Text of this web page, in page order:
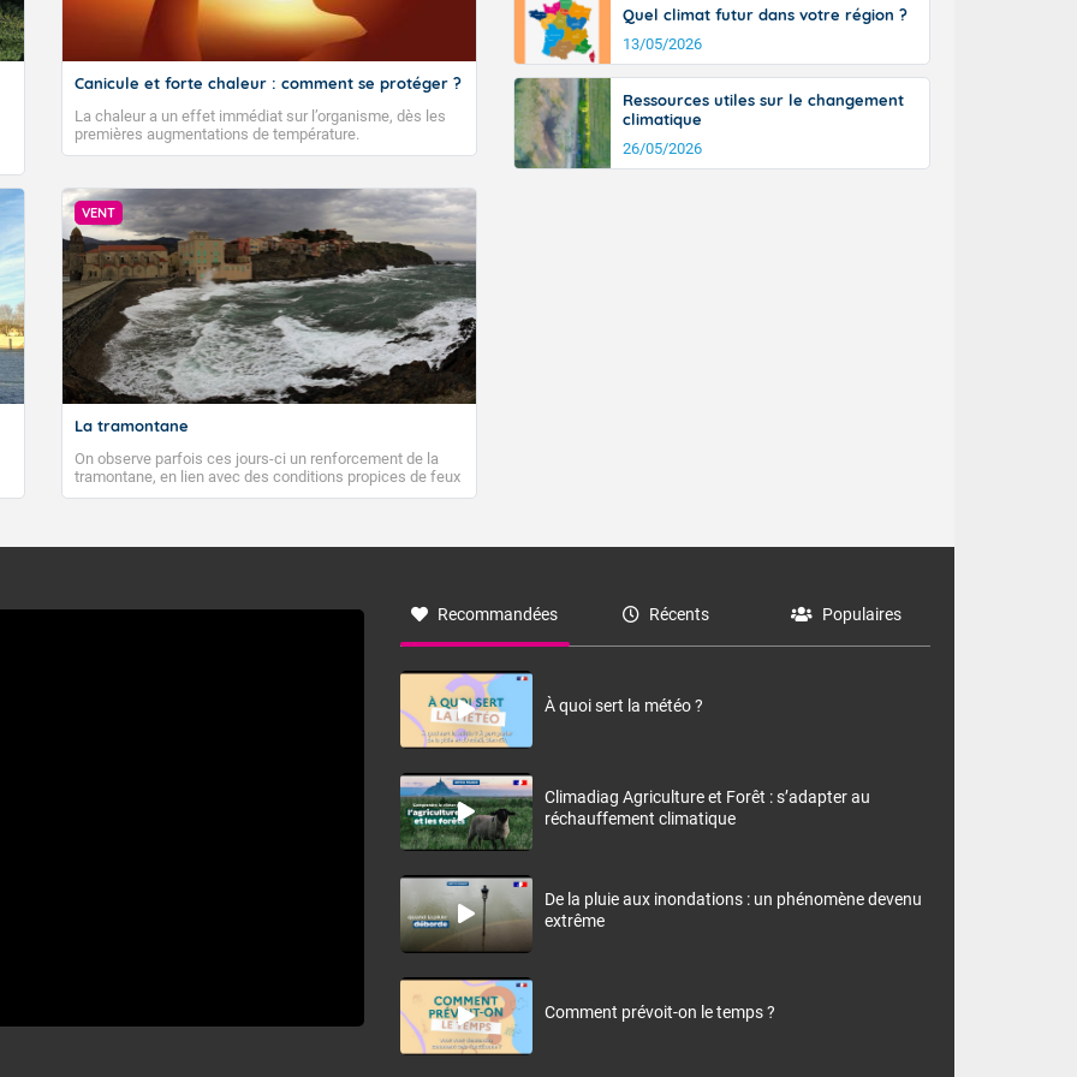
Canicule et forte chaleur : comment se protéger ?
La chaleur a un effet immédiat sur l’organisme, dès les
premières augmentations de température.
VENT
La tramontane
On observe parfois ces jours-ci un renforcement de la
tramontane, en lien avec des conditions propices de feux
de forêt. Mais qu'est-ce que la tramontane ? Quelles sont
à nord-ouest, dans un secteur qui part du Roussillon à la
monts, en allusion aux régions montagneuses d’où
Quel climat futur dans votre région ?
13/05/2026
Ressources utiles sur le changement
climatique
26/05/2026
Recommandées Récents Populaires
À quoi sert la météo ?
Climadiag Agriculture et Forêt : s’adapter au
réchauffement climatique
De la pluie aux inondations : un phénomène devenu
extrême
Comment prévoit-on le temps ?